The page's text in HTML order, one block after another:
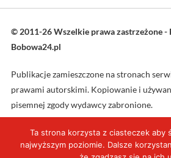
© 2011-26 Wszelkie prawa zastrzeżone
Bobowa24.pl
Publikacje zamieszczone na stronach
prawami autorskimi. Kopiowanie i
pisemnej zgody wydawcy zabronione.
Projekt oraz wykonanie:
Ta strona korzysta z ciasteczek aby
najwyższym poziomie. Dalsze